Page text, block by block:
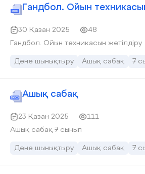
Гандбол. Ойын
30 Қазан 2025
48
Гандбол. Ойын техникасын жетілдіру
Дене шынықтыру Ашық сабақ 7
Ашық сабақ
23 Қазан 2025
111
Ашық сабақ 7 сынып
Дене шынықтыру Ашық сабақ 7